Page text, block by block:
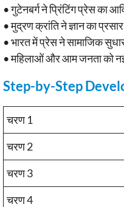
• गुटेनबर्ग ने प्रिंटिंग प्रेस का
• मुद्रण क्रांति ने ज्ञान का
• भारत में प्रेस ने सामाजिक
• महिलाओं और आम जनता को
Step-by-Step
चरण 1
चरण 2
चरण 3
चरण 4